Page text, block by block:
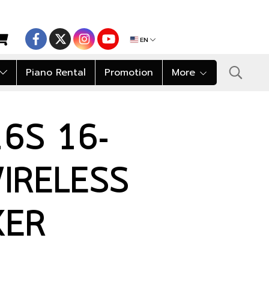
EN
Piano Rental Promotion More
16-